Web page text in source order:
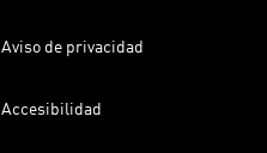
Aviso de privacidad
Accesibilidad